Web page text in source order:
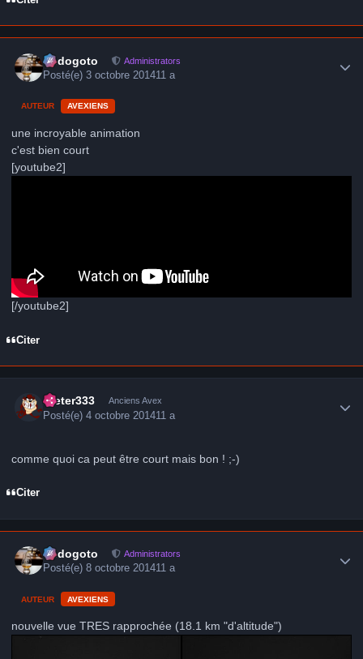
frédogoto Administrators
Posté(e)3 octobre 201411 a
AUTEUR AVEXIENS
une incroyable animation
c'est bien court
[youtube2]
[/youtube2]
Citer
Dieter333 Anciens Avex
Posté(e)4 octobre 201411 a
comme quoi ca peut être court mais bon ! ;-)
Citer
frédogoto Administrators
Posté(e)8 octobre 201411 a
AUTEUR AVEXIENS
nouvelle vue TRES rapprochée (18.1 km "d'altitude")